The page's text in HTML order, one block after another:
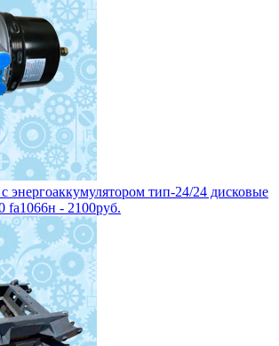
энергоаккумулятором тип-24/24 дисковые
fa1066н - 2100руб.